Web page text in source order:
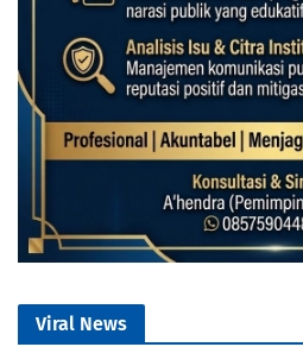
Viral News